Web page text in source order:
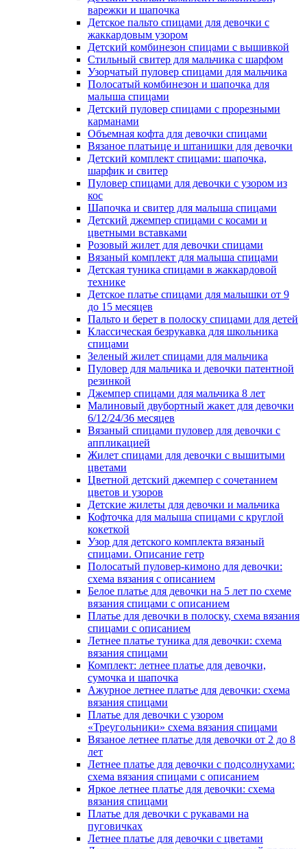
варежки и шапочка
Детское пальто спицами для девочки с
жаккардовым узором
Детский комбинезон спицами с вышивкой
Стильный свитер для мальчика с шарфом
Узорчатый пуловер спицами для мальчика
Полосатый комбинезон и шапочка для
малыша спицами
Детский пуловер спицами с прорезными
карманами
Объемная кофта для девочки спицами
Вязаное платьице и штанишки для девочки
Детский комплект спицами: шапочка,
шарфик и свитер
Пуловер спицами для девочки с узором из
кос
Шапочка и свитер для малыша спицами
Детский джемпер спицами с косами и
цветными вставками
Розовый жилет для девочки спицами
Вязаный комплект для малыша спицами
Детская туника спицами в жаккардовой
технике
Детское платье спицами для малышки от 9
до 15 месяцев
Пальто и берет в полоску спицами для детей
Классическая безрукавка для школьника
спицами
Зеленый жилет спицами для мальчика
Пуловер для мальчика и девочки патентной
резинкой
Джемпер спицами для мальчика 8 лет
Малиновый двубортный жакет для девочки
6/12/24/36 месяцев
Вязаный спицами пуловер для девочки с
аппликацией
Жилет спицами для девочки с вышитыми
цветами
Цветной детский джемпер с сочетанием
цветов и узоров
Детские жилеты для девочки и мальчика
Кофточка для малыша спицами с круглой
кокеткой
Узор для детского комплекта вязаный
спицами. Описание гетр
Полосатый пуловер-кимоно для девочки:
схема вязания с описанием
Белое платье для девочки на 5 лет по схеме
вязания спицами с описанием
Платье для девочки в полоску, схема вязания
спицами с описанием
Летнее платье туника для девочки: схема
вязания спицами
Комплект: летнее платье для девочки,
сумочка и шапочка
Ажурное летнее платье для девочки: схема
вязания спицами
Платье для девочки с узором
«Треугольники» схема вязания спицами
Вязаное летнее платье для девочки от 2 до 8
лет
Летнее платье для девочки с подсолнухами:
схема вязания спицами с описанием
Яркое летнее платье для девочки: схема
вязания спицами
Платье для девочки с рукавами на
пуговичках
Летнее платье для девочки с цветами